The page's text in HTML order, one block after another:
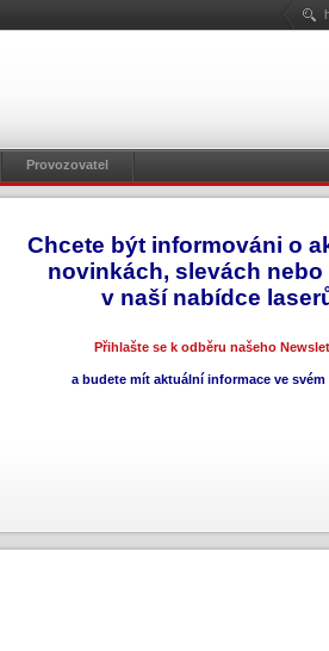
Provozovatel
Chcete být informováni o
novinkách, slevách nebo
v naší nabídce
Přihlašte se k odběru našeho
a budete mít aktuální informace ve svém